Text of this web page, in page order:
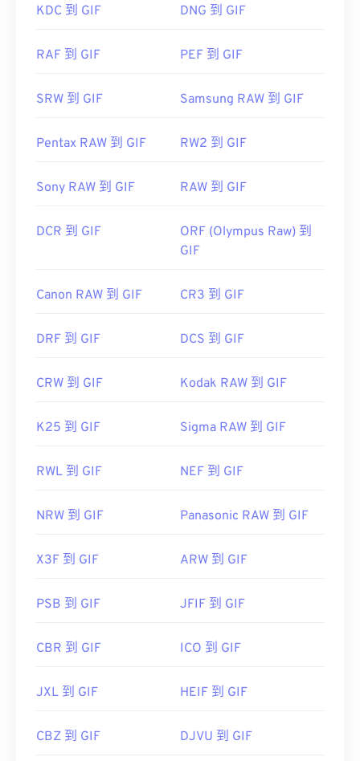
href="https://www.roxio.com/en/products/creator/pro/
target="_blank">NXT Pro
KDC 到 GIF DNG 到 GIF
RAF 到 GIF PEF 到 GIF
SRW 到 GIF Samsung RAW 到 GIF
Pentax RAW 到 GIF RW2 到 GIF
Sony RAW 到 GIF RAW 到 GIF
DCR 到 GIF
ORF (Olympus Raw) 到
GIF
Canon RAW 到 GIF CR3 到 GIF
DRF 到 GIF DCS 到 GIF
CRW 到 GIF Kodak RAW 到 GIF
K25 到 GIF Sigma RAW 到 GIF
RWL 到 GIF NEF 到 GIF
NRW 到 GIF Panasonic RAW 到 GIF
X3F 到 GIF ARW 到 GIF
PSB 到 GIF JFIF 到 GIF
CBR 到 GIF ICO 到 GIF
JXL 到 GIF HEIF 到 GIF
CBZ 到 GIF DJVU 到 GIF